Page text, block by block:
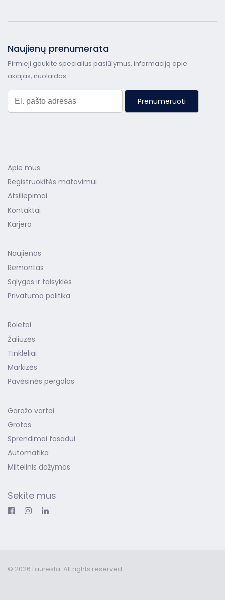
Naujienų prenumerata
Pirmieji gaukite specialius pasiūlymus, informaciją apie
akcijas, nuolaidas
Prenumeruoti
Apie mus
Registruokitės matavimui
Atsiliepimai
Kontaktai
Karjera
Naujienos
Remontas
Sąlygos ir taisyklės
Privatumo politika
Roletai
Žaliuzės
Tinkleliai
Markizės
Pavėsinės pergolos
Garažo vartai
Grotos
Sprendimai fasadui
Automatika
Miltelinis dažymas
Sekite mus
© 2026 Lauresta. All rights reserved.